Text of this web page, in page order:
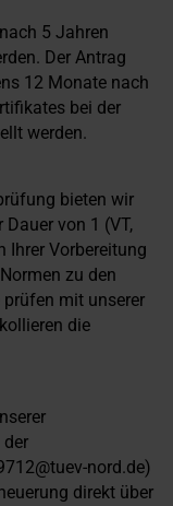
5 Jahren
Der Antrag
12 Monate nach
bei der
werden.
bieten wir
von 1 (VT,
Ihrer Vorbereitung
zu den
mit unserer
die
der
nord.de)
direkt über